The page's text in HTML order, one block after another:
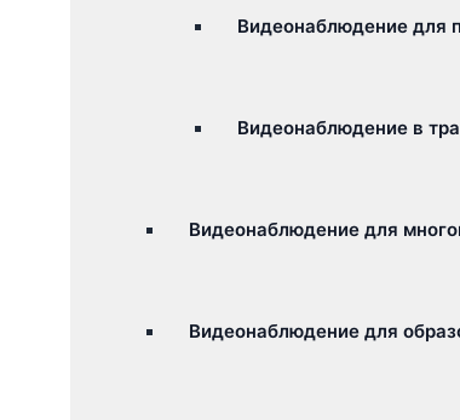
Видеонаблюдение для
Видеонаблюдение в
Видеонаблюдение для
Видеонаблюдение для